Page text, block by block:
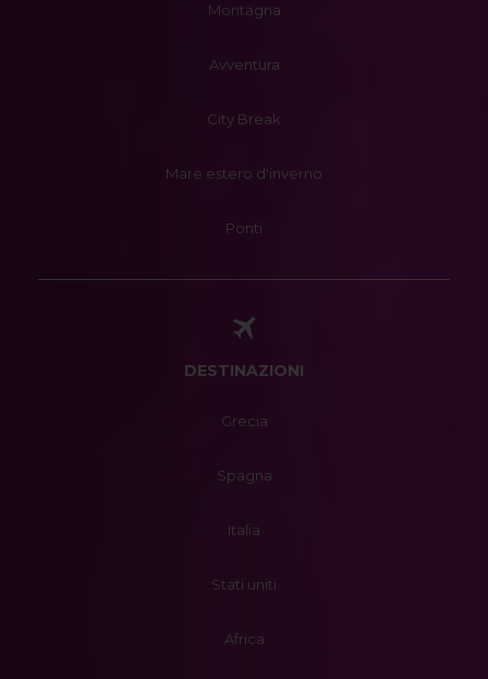
Montagna
Avventura
City Break
Mare estero d'inverno
Ponti
DESTINAZIONI
Grecia
Spagna
Italia
Stati uniti
Africa